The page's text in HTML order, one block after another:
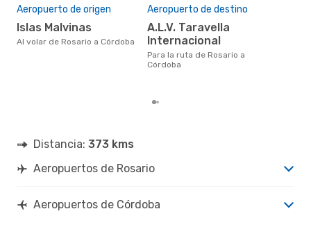
Aeropuerto de origen
Islas Malvinas
Al volar de Rosario a Córdoba
Aeropuerto de destino
A.L.V. Taravella
Internacional
Para la ruta de Rosario a
Córdoba
Distancia: 373 kms
Aeropuertos de Rosario
Aeropuertos de Córdoba